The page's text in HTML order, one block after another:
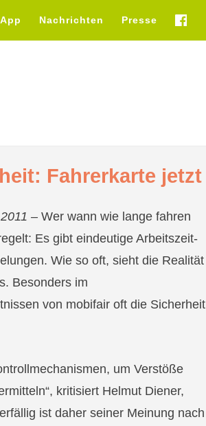
Nachrichten Presse fb
Fahrerkarte jetzt
– Wer wann wie lange fahren
Es gibt eindeutige Arbeitszeit-
Wie so oft, sieht die Realität
Besonders im
von mobifair oft die Sicherheit
um Verstöße
kritisiert Helmut Diener,
ist daher seiner Meinung nach